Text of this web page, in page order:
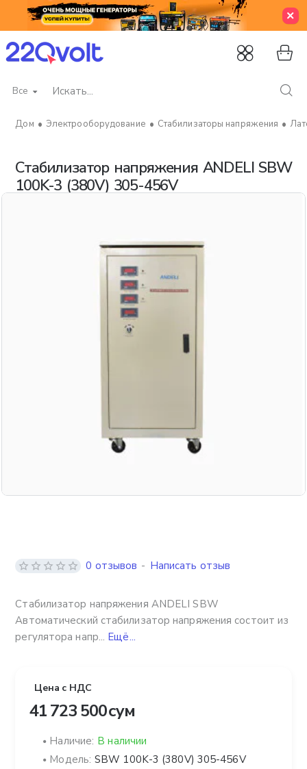
Все
Искать...
Стабилизатор напряжения ANDELI SBW
100K-3 (380V) 305-456V
Электрооборудование Стабилизаторы напряжения
Стабилизатор напряжения ANDELI SBW
Автоматический стабилизатор напряжения состоит из
регулятора напр... Ещё...
0 отзывов - Написать отзыв
Цена с НДС
41 723 500 сум
Наличие: В наличии
Модель: SBW 100K-3 (380V) 305-456V